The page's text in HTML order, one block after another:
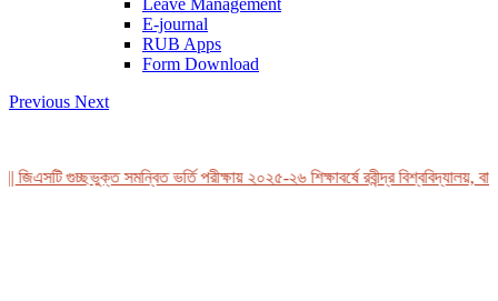
E-journal
RUB Apps
Form Download
Previous Next
গুচ্ছভুক্ত সমন্বিত ভর্তি পরীক্ষায় ২০২৫-২৬ শিক্ষাবর্ষে রবীন্দ্র বিশ্ববিদ্যালয়,